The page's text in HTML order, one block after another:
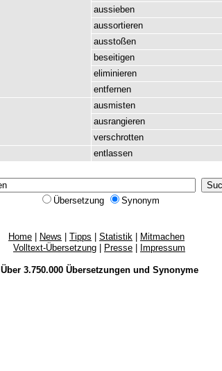
aussieben
aussortieren
ausstoßen
beseitigen
eliminieren
entfernen
ausmisten
ausrangieren
verschrotten
entlassen
Übersetzung
Synonym
Home News Tipps Statistik
Mitmachen
Volltext-Übersetzung
Presse Impressum
Über 3.750.000 Übersetzungenund Synonyme